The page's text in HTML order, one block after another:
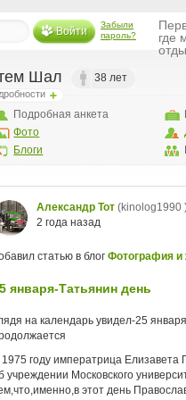
Войти
Забыли
пароль?
где
Шал 38 лет
Подробная анкета
Фото
Блоги